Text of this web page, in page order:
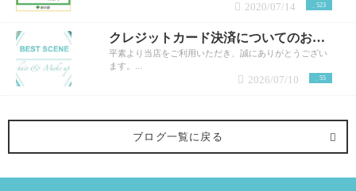
523
2020/07/14
クレジットカード決済についてのお知らせ
平素より当店をご利用いただき、誠にありがとうござい
ます。...
55
2026/07/10
ブログ一覧に戻る